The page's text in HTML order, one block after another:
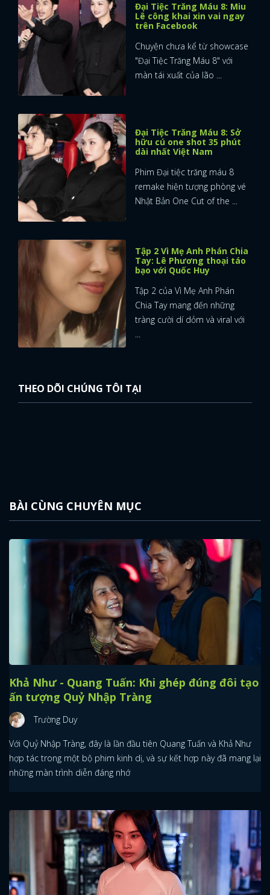
Đại Tiệc Trăng Máu 8: Miu
Lê công khai xin vai ngay
trên Facebook
Chuyện chưa kể từ showcase
"Đại Tiệc Trăng Máu 8" với
màn tái xuất của lão ...
Đại Tiệc Trăng Máu 8: Sở
hữu cú one shot 35 phút
dài nhất Việt Nam
Phim Đại tiệc trăng máu 8
remake hiện tượng phòng vé
Nhật Bản One Cut of the ...
Tập 2 Vì Mẹ Anh Phán Chia
Tay: Lê Phương thoại táo
bạo với Quốc Huy
Tập 2 của Vì Mẹ Anh Phán
Chia Tay mang đến những
tràng cười dí dỏm và viral với
...
THEO DÕI CHÚNG TÔI TẠI
BÀI CÙNG CHUYÊN MỤC
Khả Như - Quang Tuấn: Khi ghép đúng đôi tạo
ấn tượng Quỷ Nhập Tràng
Trường Duy
Với Quỷ Nhập Tràng, đây là lần đầu tiên Quang Tuấn và Khả Như
hợp tác trong một bộ phim kinh dị, và sự kết hợp này đã mang lại
những màn trình diễn đáng nhớ